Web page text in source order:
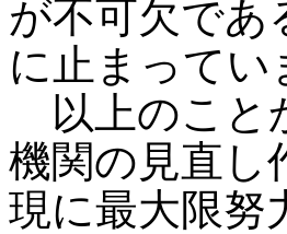
が不可欠であ
に止まってい
以上のこと
機関の見直し
現に最大限努